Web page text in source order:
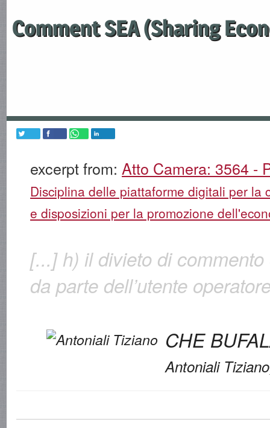
Comment SEA (Sharing
excerpt from: Atto Camera: 3564 -
Disciplina delle piattaforme digitali per la
e disposizioni per la promozione
[...] h) il divieto di
da parte dell’utente
CHE
Antoniali